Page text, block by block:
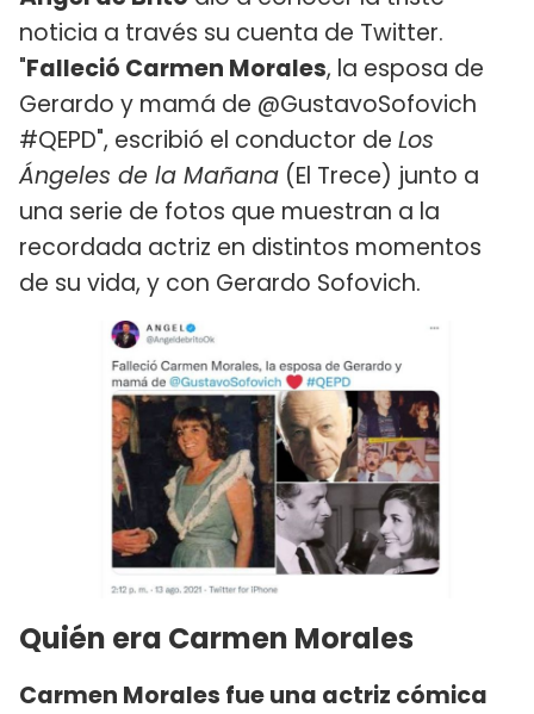
noticia a través su cuenta de Twitter.
"Falleció Carmen Morales, la esposa de
Gerardo y mamá de @GustavoSofovich
#QEPD", escribió el conductor de Los
Ángeles de la Mañana (El Trece) junto a
una serie de fotos que muestran a la
recordada actriz en distintos momentos
de su vida, y con Gerardo Sofovich.
Quién era Carmen Morales
Carmen Morales fue una actriz cómica